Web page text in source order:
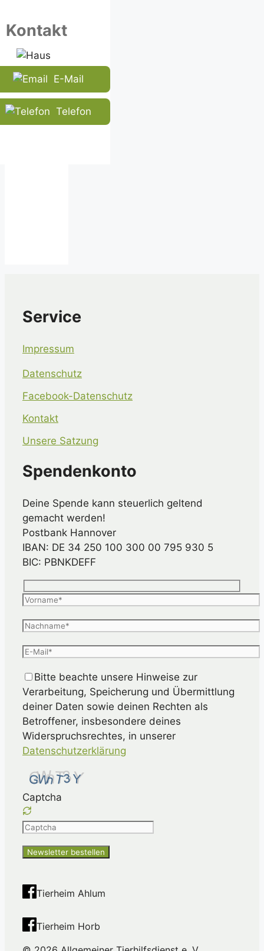
Kontakt
E-Mail
Telefon
Service
Impressum
Datenschutz
Facebook-Datenschutz
Kontakt
Unsere Satzung
Spendenkonto
Deine Spende kann steuerlich geltend
gemacht werden!
Postbank Hannover
IBAN: DE 34 250 100 300 00 795 930 5
BIC: PBNKDEFF
Bitte beachte unsere Hinweise zur
Verarbeitung, Speicherung und Übermittlung
deiner Daten sowie deinen Rechten als
Betroffener, insbesondere deines
Widerspruchsrechtes, in unserer
Datenschutzerklärung
Captcha
Please
the
shown
in
CAPTCHA
to
Tierheim Ahlum
Tierheim Horb